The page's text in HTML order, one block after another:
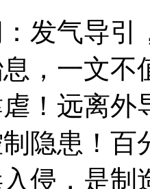
气导引
，一文不
！远离外
隐患！
侵，是